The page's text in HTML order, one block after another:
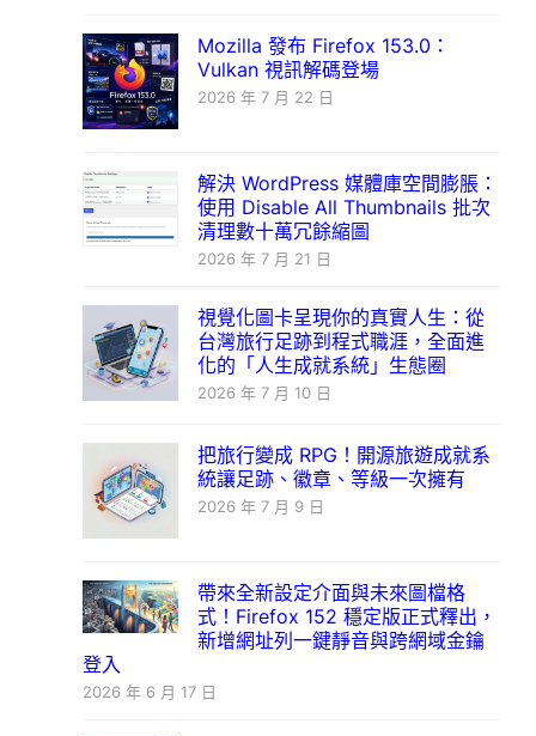
Mozilla 發布 Firefox 153.0：
Vulkan 視訊解碼登場
2026 年 7 月 22 日
解決 WordPress 媒體庫空間膨脹：
使用 Disable All Thumbnails 批次
清理數十萬冗餘縮圖
2026 年 7 月 21 日
視覺化圖卡呈現你的真實人生：從
台灣旅行足跡到程式職涯，全面進
化的「人生成就系統」生態圈
2026 年 7 月 10 日
把旅行變成 RPG！開源旅遊成就系
統讓足跡、徽章、等級一次擁有
2026 年 7 月 9 日
帶來全新設定介面與未來圖檔格
式！Firefox 152 穩定版正式釋出，
新增網址列一鍵靜音與跨網域金鑰
登入
2026 年 6 月 17 日